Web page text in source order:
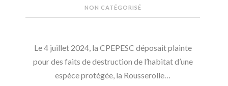
NON CATÉGORISÉ
Le 4 juillet 2024, la CPEPESC déposait plainte
pour des faits de destruction de l’habitat d’une
espèce protégée, la Rousserolle…